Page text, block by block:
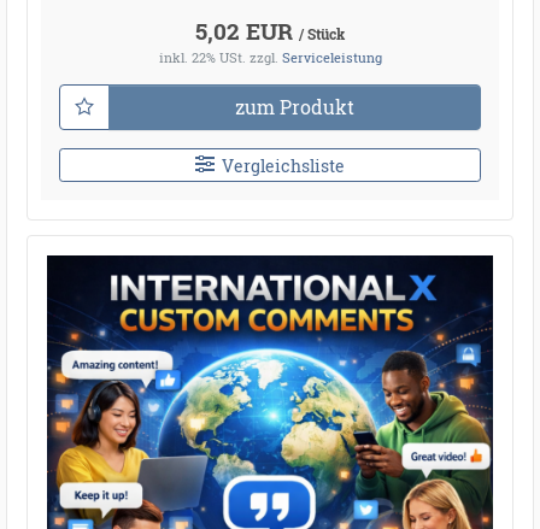
5,02 EUR / Stück
inkl. 22% USt. zzgl. Serviceleistung
zum Produkt
Vergleichsliste